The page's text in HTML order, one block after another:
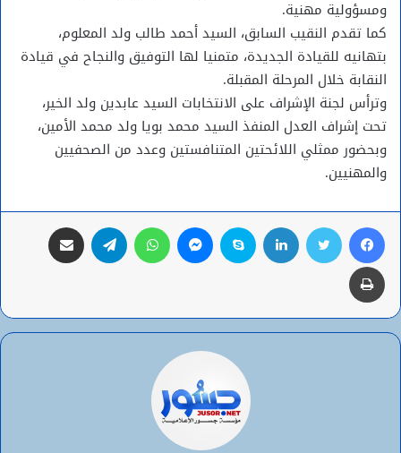
ومسؤولية مهنية.
كما تقدم النقيب السابق، السيد أحمد طالب ولد المعلوم،
بتهانيه للقيادة الجديدة، متمنيا لها التوفيق والنجاح في قيادة
النقابة خلال المرحلة المقبلة.
وترأس لجنة الإشراف على الانتخابات السيد عابدين ولد الخير،
تحت إشراف العدل المنفذ السيد محمد بويا ولد محمد الأمين،
وبحضور ممثلي اللائحتين المتنافستين وعدد من الصحفيين
والمهنيين.
فيسبوك تويتر لينكدإن سكايب ماسنجر واتساب تيلقرام
طباعة